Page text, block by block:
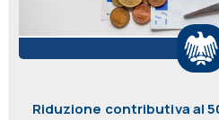
Riduzione contributiva al